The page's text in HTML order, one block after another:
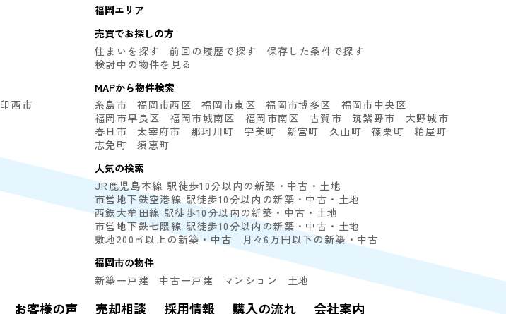
印西市
福岡エリア
売買でお探しの方
住まいを探す
前回の履歴で探す
保存した条件で探す
検討中の物件を見る
MAPから物件検索
糸島市
福岡市西区 福岡市東区 福岡市博多区
福岡市中央区
福岡市早良区
福岡市城南区 福岡市南区 古賀市 筑紫野市
大野城市
春日市
太宰府市 那珂川町 宇美町 新宮町 久山町 篠栗町
粕屋町
志免町
須恵町
人気の検索
JR鹿児島本線 駅徒歩10分以内の新築・中古・土地
市営地下鉄空港線 駅徒歩10分以内の新築・中古・土地
西鉄大牟田線 駅徒歩10分以内の新築・中古・土地
市営地下鉄七隈線 駅徒歩10分以内の新築・中古・土地
敷地200㎡以上の新築・中古
月々6万円以下の新築・中古
福岡市の物件
新築一戸建
中古一戸建 マンション 土地
お客様の声 売却相談 採用情報 購入の流れ 会社案内